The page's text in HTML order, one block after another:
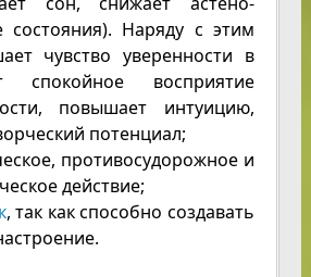
состояния). Наряду с этим
чувство уверенности в
спокойное восприятие
повышает интуицию,
потенциал;
противосудорожное и
действие;
, так как способно создавать